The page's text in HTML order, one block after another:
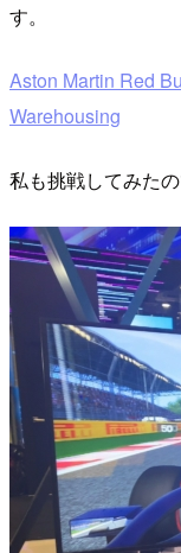
す。
Aston Martin Red
Warehousing
私も挑戦してみた